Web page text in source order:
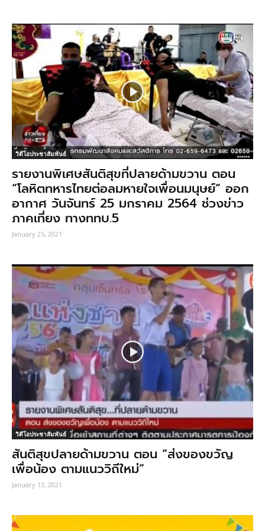
วิดีโอประชาสัมพันธ์
รายงานพิเศษสันติสุขที่ปลายด้ามขวาน ตอน
“โลหิตทหารไทยต่อลมหายใจเพื่อนมนุษย์” ออก
อากาศ วันจันทร์ 25 มกราคม 2564 ช่วงข่าว
ภาคเที่ยง ทางททบ.5
January 25, 2021
วิดีโอประชาสัมพันธ์
สันติสุขปลายด้ามขวาน ตอน “ส่งของขวัญ
เพื่อน้อง ตามแนววิถีใหม่”
January 13, 2021